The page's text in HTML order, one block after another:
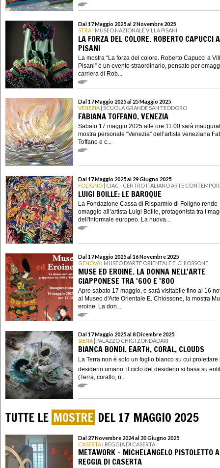
Dal 17 Maggio 2025 al 2 Novembre 2025
STRA | MUSEO NAZIONALE VILLA PISANI
LA FORZA DEL COLORE. ROBERTO CAPUCCI
PISANI
La mostra “La forza del colore. Roberto Capucci a
Pisani” è un evento straordinario, pensato per
carriera di Rob...
Dal 17 Maggio 2025 al 25 Maggio 2025
VENEZIA | SCUOLA GRANDE SAN TEODORO
FABIANA TOFFANO. VENEZIA
Sabato 17 maggio 2025 alle ore 11:00 sarà
mostra personale “Venezia” dell’artista veneziana
Toffano e c...
Dal 17 Maggio 2025 al 29 Giugno 2025
FOLIGNO | CIAC - CENTRO ITALIANO ARTE
LUIGI BOILLE: LE BAROQUE
La Fondazione Cassa di Risparmio di Foligno rende
omaggio all’artista Luigi Boille, protagonista tra i
dell'Informale europeo. La nuova...
Dal 17 Maggio 2025 al 16 Novembre 2025
GENOVA | MUSEO D'ARTE ORIENTALE E. CHIOSSONE
MUSE ED EROINE. LA DONNA NELL'ARTE
GIAPPONESE TRA '600 E '800
Apre sabato 17 maggio, e sarà visitabile fino al 16
al Museo d'Arte Orientale E. Chiossone, la mostra
eroine. La don...
Dal 17 Maggio 2025 al 8 Dicembre 2025
SIENA | PALAZZO CHIGI ZONDADARI
BIANCA BONDI. EARTH, CORAL, CLOUDS
La Terra non è solo un foglio bianco su cui proiettare
desiderio umano: il ciclo del desiderio si basa su
(Terra, corallo, n...
TUTTE LE MOSTRE DEL 17 MAGGIO 2025
Dal 27 Novembre 2024 al 30 Giugno 2025
CASERTA | REGGIA DI CASERTA
METAWORK - MICHELANGELO PISTOLETTO
REGGIA DI CASERTA